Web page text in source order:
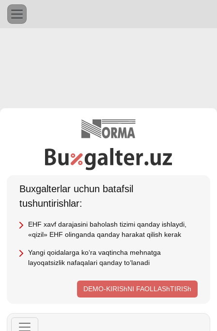
Buхgalterlar uchun batafsil
tushuntirishlar:
EHF хavf darajasini baholash tizimi qanday ishlaydi,
«qizil» EHF olinganda qanday harakat qilish kerak
Yangi qoidalarga koʻra vaqtincha mehnatga
layoqatsizlik nafaqalari qanday toʻlanadi
DEMO-KIRIShNI FAOLLAShTIRISh